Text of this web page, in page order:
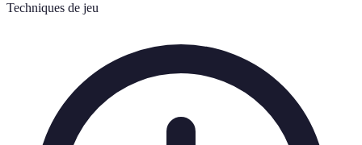
Techniques de jeu